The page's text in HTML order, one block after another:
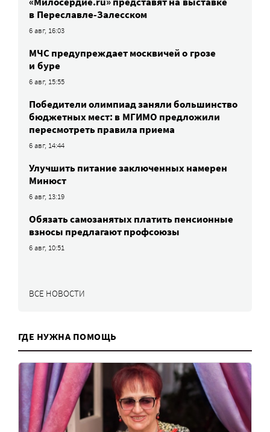
в Переславле-Залесском
6 авг, 16:03
МЧС предупреждает москвичей о грозе
и буре
6 авг, 15:55
Победители олимпиад заняли большинство
бюджетных мест: в МГИМО предложили
пересмотреть правила приема
6 авг, 14:44
Улучшить питание заключенных намерен
Минюст
6 авг, 13:19
Обязать самозанятых платить пенсионные
взносы предлагают профсоюзы
6 авг, 10:51
ВСЕ НОВОСТИ
ГДЕ НУЖНА ПОМОЩЬ